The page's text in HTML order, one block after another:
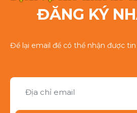
ĐĂNG KÝ
Để lại email để có thể nhận được